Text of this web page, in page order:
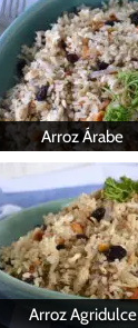
Arroz Árabe
Arroz Agridulce